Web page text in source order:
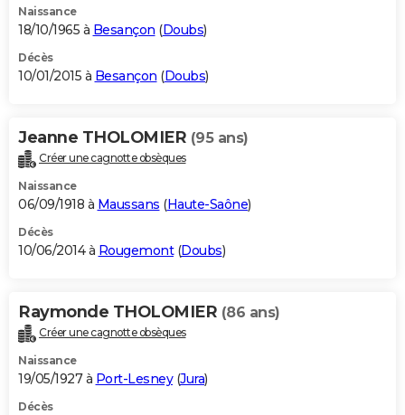
Naissance
18/10/1965 à Besançon (Doubs)
Décès
10/01/2015 à Besançon (Doubs)
Jeanne THOLOMIER (95 ans)
Créer une cagnotte obsèques
Naissance
06/09/1918 à Maussans (Haute-Saône)
Décès
10/06/2014 à Rougemont(Doubs)
Raymonde THOLOMIER (86 ans)
Créer une cagnotte obsèques
Naissance
19/05/1927 à Port-Lesney(Jura)
Décès